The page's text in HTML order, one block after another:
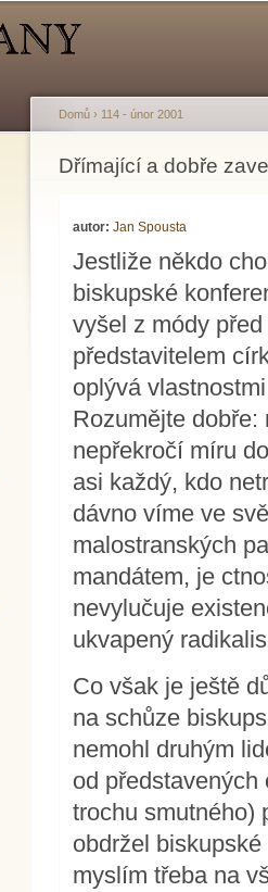
Jste zde
Domů › 114 - únor 2001
Dřímající a dobře
autor:Jan Spousta
Jestliže někdo
biskupské
vyšel z módy
představitelem
oplývá
Rozumějte
nepřekročí míru
asi každý, kdo
dávno víme ve
malostranských
mandátem, je
nevylučuje
ukvapený
Co však je ještě
na schůze
nemohl druhým
od
trochu smutného)
obdržel
myslím třeba na